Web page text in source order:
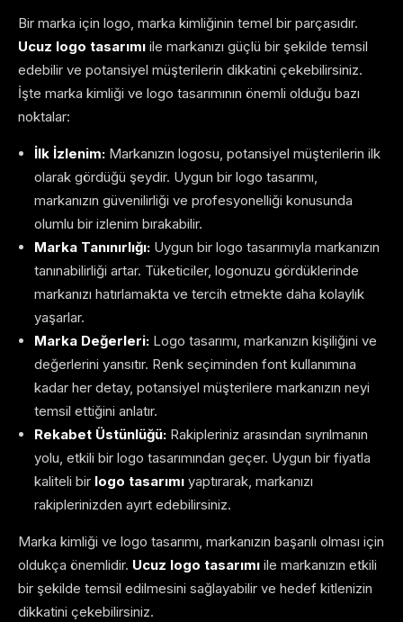
Bir marka için logo, marka kimliğinin temel bir parçasıdır.
Ucuz logo tasarımı ile markanızı güçlü bir şekilde temsil
edebilir ve potansiyel müşterilerin dikkatini çekebilirsiniz.
İşte marka kimliği ve logo tasarımının önemli olduğu bazı
noktalar:
İlk İzlenim: Markanızın logosu, potansiyel müşterilerin ilk
olarak gördüğü şeydir. Uygun bir logo tasarımı,
markanızın güvenilirliği ve profesyonelliği konusunda
olumlu bir izlenim bırakabilir.
Marka Tanınırlığı: Uygun bir logo tasarımıyla markanızın
tanınabilirliği artar. Tüketiciler, logonuzu gördüklerinde
markanızı hatırlamakta ve tercih etmekte daha kolaylık
yaşarlar.
Marka Değerleri: Logo tasarımı, markanızın kişiliğini ve
değerlerini yansıtır. Renk seçiminden font kullanımına
kadar her detay, potansiyel müşterilere markanızın neyi
temsil ettiğini anlatır.
Rekabet Üstünlüğü: Rakipleriniz arasından sıyrılmanın
yolu, etkili bir logo tasarımından geçer. Uygun bir fiyatla
kaliteli bir logo tasarımı yaptırarak, markanızı
rakiplerinizden ayırt edebilirsiniz.
Marka kimliği ve logo tasarımı, markanızın başarılı olması için
oldukça önemlidir. Ucuz logo tasarımı ile markanızın etkili
bir şekilde temsil edilmesini sağlayabilir ve hedef kitlenizin
dikkatini çekebilirsiniz.